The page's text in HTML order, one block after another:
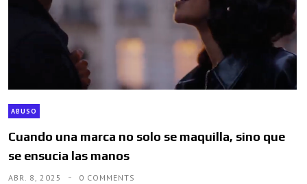
ABUSO
Cuando una marca no solo se maquilla, sino que
se ensucia las manos
ABR. 8, 2025 0 COMMENTS